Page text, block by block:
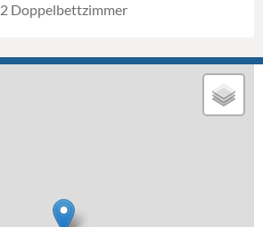
2 Doppelbettzimmer